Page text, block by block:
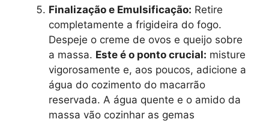
Finalização e Emulsificação: Retire
completamente a frigideira do fogo.
Despeje o creme de ovos e queijo sobre
a massa. Este é o ponto crucial: misture
vigorosamente e, aos poucos, adicione a
água do cozimento do macarrão
reservada. A água quente e o amido da
massa vão cozinhar as gemas